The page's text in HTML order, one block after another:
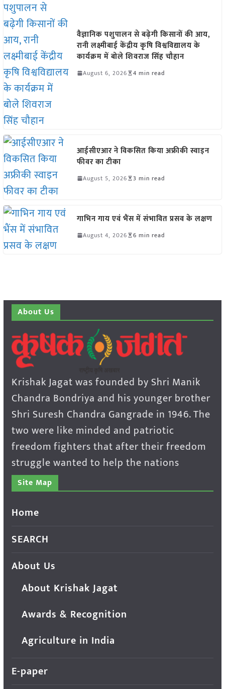
वैज्ञानिक पशुपालन से बढ़ेगी किसानों की आय,
रानी लक्ष्मीबाई केंद्रीय कृषि विश्वविद्यालय के
कार्यक्रम में बोले शिवराज सिंह चौहान
August 6, 2026 4 min read
आईसीएआर ने विकसित किया अफ्रीकी स्वाइन
फीवर का टीका
August 5, 2026 3 min read
गाभिन गाय एवं भैंस में संभावित प्रसव के लक्षण
August 4, 2026 6 min read
About Us
Krishak Jagat was founded by Shri Manik
Chandra Bondriya and his younger brother
Shri Suresh Chandra Gangrade in 1946. The
two were like minded and patriotic
freedom fighters that after their freedom
struggle wanted to help the nations
Site Map
Home
SEARCH
About Us
About Krishak Jagat
Awards & Recognition
Agriculture in India
E-paper